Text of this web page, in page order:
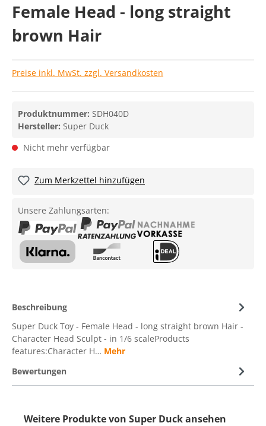
Female Head - long straight
brown Hair
Preise inkl. MwSt. zzgl. Versandkosten
Produktnummer: SDH040D
Hersteller: Super Duck
Nicht mehr verfügbar
Zum Merkzettel hinzufügen
Unsere Zahlungsarten:
Beschreibung
Super Duck Toy - Female Head - long straight brown Hair -
Character Head Sculpt - in 1/6 scaleProducts
features:Character H… Mehr
Bewertungen
Weitere Produkte von Super Duck ansehen